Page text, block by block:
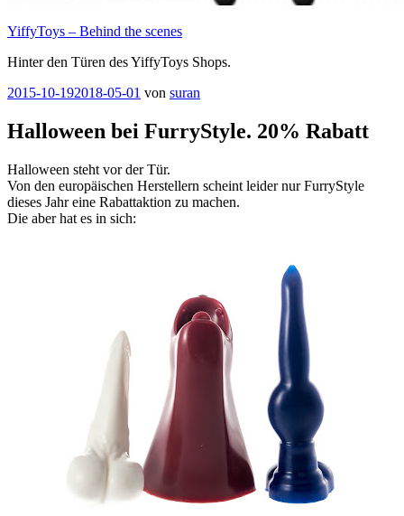
YiffyToys – Behind the scenes
Hinter den Türen des YiffyToys Shops.
Veröffentlicht
2015-10-192018-05-01 von suran
Halloween bei FurryStyle. 20% Rabatt
Halloween steht vor der Tür.
Von den europäischen Herstellern scheint leider nur FurryStyle
dieses Jahr eine Rabattaktion zu machen.
Die aber hat es in sich: